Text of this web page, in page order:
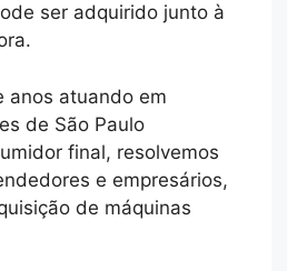
ser adquirido junto à
anos atuando em
de São Paulo
final, resolvemos
e empresários,
de máquinas